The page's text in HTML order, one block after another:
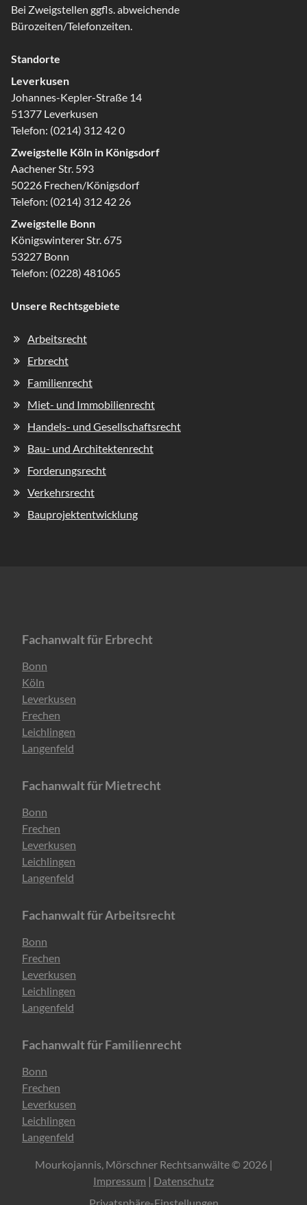
Bei Zweigstellen ggfls. abweichende
Bürozeiten/Telefonzeiten.
Standorte
Leverkusen
Johannes-Kepler-Straße 14
51377 Leverkusen
Telefon: (0214) 312 42 0
Zweigstelle Köln in Königsdorf
Aachener Str. 593
50226 Frechen/Königsdorf
Telefon: (0214) 312 42 26
Zweigstelle Bonn
Königswinterer Str. 675
53227 Bonn
Telefon: (0228) 481065
Unsere Rechtsgebiete
Navigation
Arbeitsrecht
Erbrecht
Familienrecht
Miet- und Immobilienrecht
Handels- und Gesellschaftsrecht
Bau- und Architektenrecht
Forderungsrecht
Verkehrsrecht
Bauprojektentwicklung
Fachanwalt für Erbrecht
Navigation
überspringen
Bonn
Köln
Leverkusen
Frechen
Leichlingen
Langenfeld
Fachanwalt für Mietrecht
Navigation
überspringen
Bonn
Frechen
Leverkusen
Leichlingen
Langenfeld
Fachanwalt für Arbeitsrecht
Navigation
überspringen
Bonn
Frechen
Leverkusen
Leichlingen
Langenfeld
Fachanwalt für Familienrecht
Navigation
überspringen
Bonn
Frechen
Leverkusen
Leichlingen
Langenfeld
Mourkojannis, Mörschner Rechtsanwälte © 2026 |
Impressum | Datenschutz
Privatsphäre-Einstellungen